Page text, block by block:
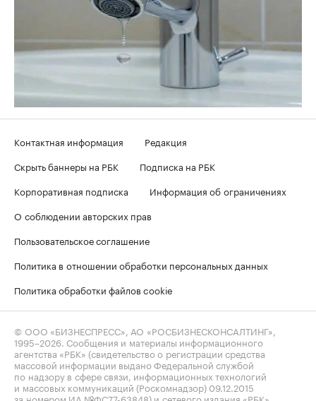
Контактная информация
Редакция
Скрыть баннеры на РБК
Подписка на РБК
Корпоративная подписка
Информация об ограничениях
О соблюдении авторских прав
Пользовательское соглашение
Политика в отношении обработки персональных данных
Политика обработки файлов cookie
© ООО «БИЗНЕСПРЕСС», АО «РОСБИЗНЕСКОНСАЛТИНГ»,
1995–2026 . Сообщения и материалы информационного
агентства «РБК» (свидетельство о регистрации средства
массовой информации выдано Федеральной службой
по надзору в сфере связи, информационных технологий
и массовых коммуникаций (Роскомнадзор) 09.12.2015
за номером ИА №ФС77-63848) и сетевого издания «РБК»